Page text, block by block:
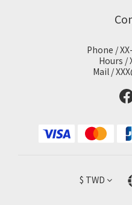
Phone /
Hours /
Mail /
$ TWD